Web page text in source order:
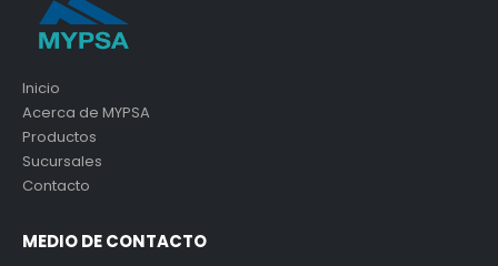
Inicio
Acerca de MYPSA
Productos
Sucursales
Contacto
MEDIO DE CONTACTO